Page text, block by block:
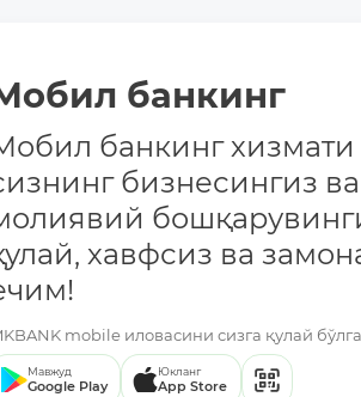
банкинг
банкинг
бизнесингиз ва
хавфсиз ва
mobile иловасини сизга қулай
Мавжуд
Google Play
Юкланг
App Store